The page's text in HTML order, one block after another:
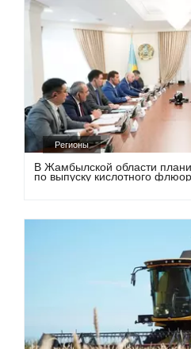
Регионы
В Жамбылской области
по выпуску кислотного